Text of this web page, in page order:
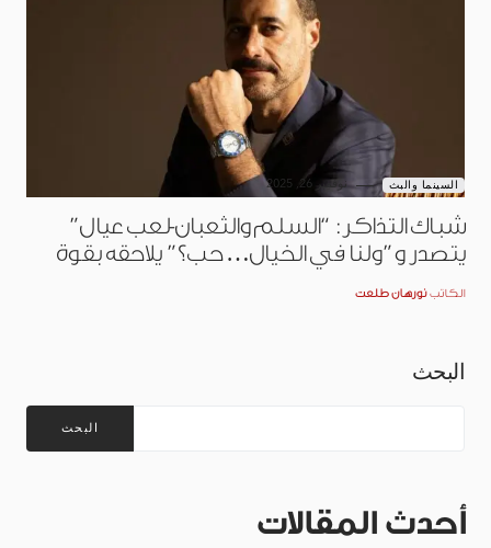
السينما والبث نوفمبر 26, 2025
شباك التذاكر: “السلم والثعبان-لعب عيال”
يتصدر و”ولنا في الخيال… حب؟” يلاحقه بقوة
الكاتب نورهان طلعت
البحث
البحث
أحدث المقالات